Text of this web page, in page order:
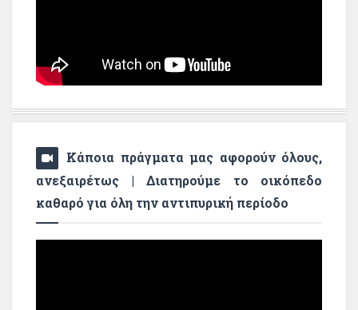
Κάποια πράγματα μας αφορούν όλους,
ανεξαιρέτως | Διατηρούμε το οικόπεδο
καθαρό για όλη την αντιπυρική περίοδο